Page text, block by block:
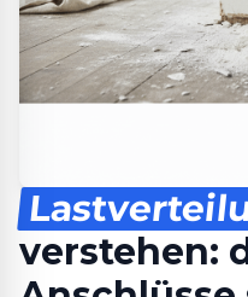
verstehen: